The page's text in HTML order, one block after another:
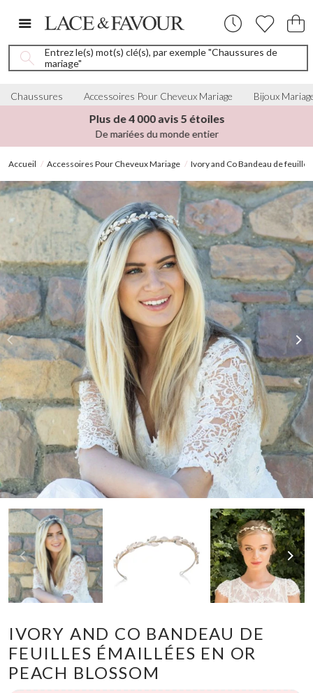
Entrez le(s) mot(s) clé(s), par exemple "Chaussures de
mariage"
Chaussures Accessoires Pour Cheveux Mariage Bijoux
Plus de 4 000 avis 5 étoiles
De mariées du monde entier
Accueil Accessoires Pour Cheveux Mariage Ivory and Co Bandeau de
IVORY AND CO BANDEAU DE
FEUILLES ÉMAILLÉES EN OR
PEACH BLOSSOM